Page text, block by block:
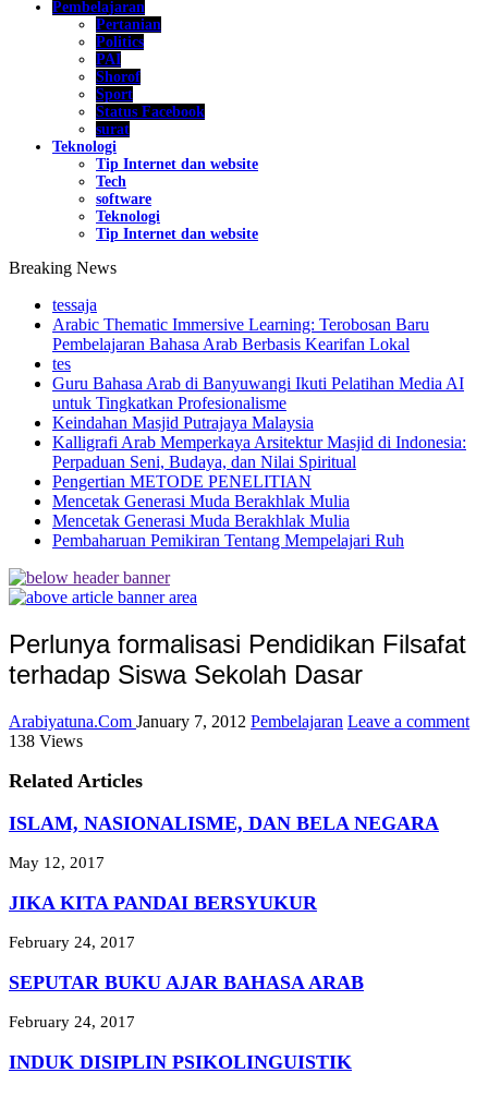
Pembelajaran
Pertanian
Politics
PAI
Shorof
Sport
Status Facebook
surat
Teknologi
Tip Internet dan website
Tech
software
Teknologi
Tip Internet dan website
Breaking News
tessaja
Arabic Thematic Immersive Learning: Terobosan Baru
Pembelajaran Bahasa Arab Berbasis Kearifan Lokal
tes
Guru Bahasa Arab di Banyuwangi Ikuti Pelatihan Media AI
untuk Tingkatkan Profesionalisme
Keindahan Masjid Putrajaya Malaysia
Kalligrafi Arab Memperkaya Arsitektur Masjid di Indonesia:
Perpaduan Seni, Budaya, dan Nilai Spiritual
Pengertian METODE PENELITIAN
Mencetak Generasi Muda Berakhlak Mulia
Mencetak Generasi Muda Berakhlak Mulia
Pembaharuan Pemikiran Tentang Mempelajari Ruh
Perlunya formalisasi Pendidikan Filsafat
terhadap Siswa Sekolah Dasar
Arabiyatuna.Com January 7, 2012 Pembelajaran Leave a comment
138 Views
Related Articles
ISLAM, NASIONALISME, DAN BELA NEGARA
May 12, 2017
JIKA KITA PANDAI BERSYUKUR
February 24, 2017
SEPUTAR BUKU AJAR BAHASA ARAB
February 24, 2017
INDUK DISIPLIN PSIKOLINGUISTIK